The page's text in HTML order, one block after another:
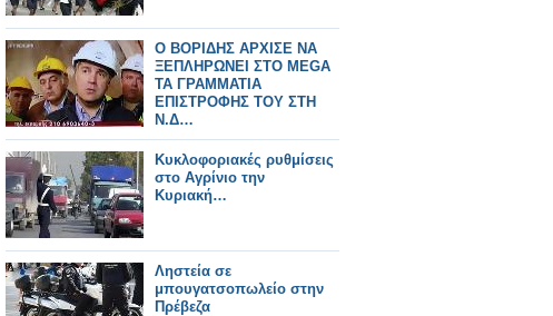
O BOΡΙΔΗΣ ΑΡΧΙΣΕ ΝΑ
ΞΕΠΛΗΡΩΝΕΙ ΣΤΟ MEGA
ΤΑ ΓΡΑΜΜΑΤΙΑ
ΕΠΙΣΤΡΟΦΗΣ ΤΟΥ ΣΤΗ
Ν.Δ…
Κυκλοφοριακές ρυθμίσεις
στο Αγρίνιο την
Κυριακή…
Ληστεία σε
μπουγατσοπωλείο στην
Πρέβεζα